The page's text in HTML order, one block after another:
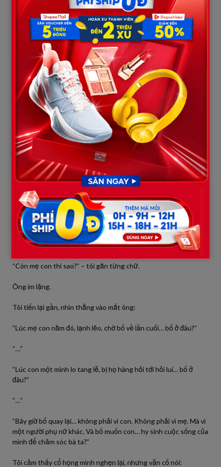
Tôi nhìn ông, tim đập mạnh.
“Rồi sao?”
“Bố muốn con… nghỉ việc một thời gian. Về đó chăm cô ấy.”
Không khí như đông cứng lại.
Tôi tưởng mình nghe nhầm.
“Bố vừa nói gì cơ?”
“Con nghỉ việc đi, về chăm cô ấy. Bố sẽ lo ăn ở cho con. Dù sao…
con cũng là con gái, chăm người bệnh là hợp nhất.”
Tôi không biết mình nên khóc hay nên cười.
“Bố bỏ mẹ con, bỏ cả gia đình để đi theo người phụ nữ đó. Đến
lúc bà ta bệnh… bố quay về, bảo con bỏ hết để đi chăm bà ta?”
Ông cau mày:
“Con ăn nói kiểu gì thế? Dù sao cô ấy cũng là người của bố.”
“Còn mẹ con thì sao?” – tôi gằn từng chữ.
Ông im lặng.
Tôi tiến lại gần, nhìn thẳng vào mắt ông:
“Lúc mẹ con nằm đó, lạnh lẽo, chờ bố về lần cuối… bố ở đâu?”
“…”
“Lúc con một mình lo tang lễ, bị họ hàng hỏi tới hỏi lui… bố ở
đâu?”
“…”
“Bây giờ bố quay lại… không phải vì con. Không phải vì mẹ. Mà vì
một người phụ nữ khác. Và bố muốn con… hy sinh cuộc sống của
mình để chăm sóc bà ta?”
Tôi cảm thấy cổ họng mình nghẹn lại, nhưng vẫn cố nói: